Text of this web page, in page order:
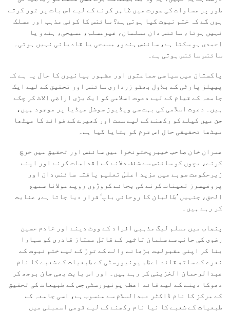
طور پر مساوات کی صورت میں ظاہر کرنے کے لیے اس بات پر غور کرتے
ہوں گے کہ ختم نبوت کیا ہوتی ہے؟ سائنس کا کوئی مذہب اور مسلک
نہیں ہوتا، سائنس دان مسلمان، غیرمسلم، مسیحی، ہندو یا
احمدی ہو سکتا ہے، سائنس ہندو، مسیحی یا قادیانی نہیں ہوتی۔
سائنس سائنس ہوتی ہے۔
پاکستان میں سیاسی جماعتوں اور مشہور بیانیوں کا حال یہ ہے کہ
پیپلز پارٹی کے بلاول بھٹو زرداری سائنس اور تحقیق کے لیے ایک
جامعہ کے قیام کے لیے دعوت اسلامی کو ایک بڑی اراضی الاٹ کر چکے
ہیں۔ دعوت اسلامی کی بہت سی ویڈیوز سوشل میڈیا پر موجود ہیں،
جن میں کیلے کو رکھنے کے لیے سمت اور کھیرے کے فوائد کا میٹھا
میٹھا تحقیقی حال اس قوم کو بتایا گیا ہے۔
عمران خان صاحب خیبرپختونخوا میں سائنس اور تحقیق میں خرچ
کرنے، بچوں کو سائنس سے شغف دلانے کے اقدامات کرنے اور اپنے
زیرحکومت صوبے میں مزید اعلیٰ تعلیم یافتہ سائنس دان اور
پروفیسرز تعینات کرنے کی بجائے کروڑوں روپے مولانا سمیع
الحق، جنہیں ’طالبان کا روحانی باپ‘ قرار دیا جاتا ہے، عنایت
کر رہے ہیں۔
پنجاب میں مسلم لیگ مذہبی افراد کے ووٹ دینے اور خادم حسین
رضوی کی جانب سے سلمان تاثیر کے قاتل ممتاز قادری کو سہارا
بنا کر اپنی مقبولیت بڑھانے والے کے توڑ کے لیے ختم نبوت کے
نعرے کے ساتھ قائد اعظم یونیورسٹی کے طبعیات کے شعبے کا نام
عبدالرحمان الخزینی کر رہے ہیں۔ اور اس بابت بھی جان بوجھ کر
دھوکا دینے کے لیے قائد اعظم یونیورسٹی جس کے طبیعات کی تحقیق
کے مرکز کا نام ڈاکٹر عبدالسلام سے منسوب ہے، اسی جامعہ کے
طبعیات کے شعبے کا نیا نام رکھنے کے لیے قومی اسمبلی میں